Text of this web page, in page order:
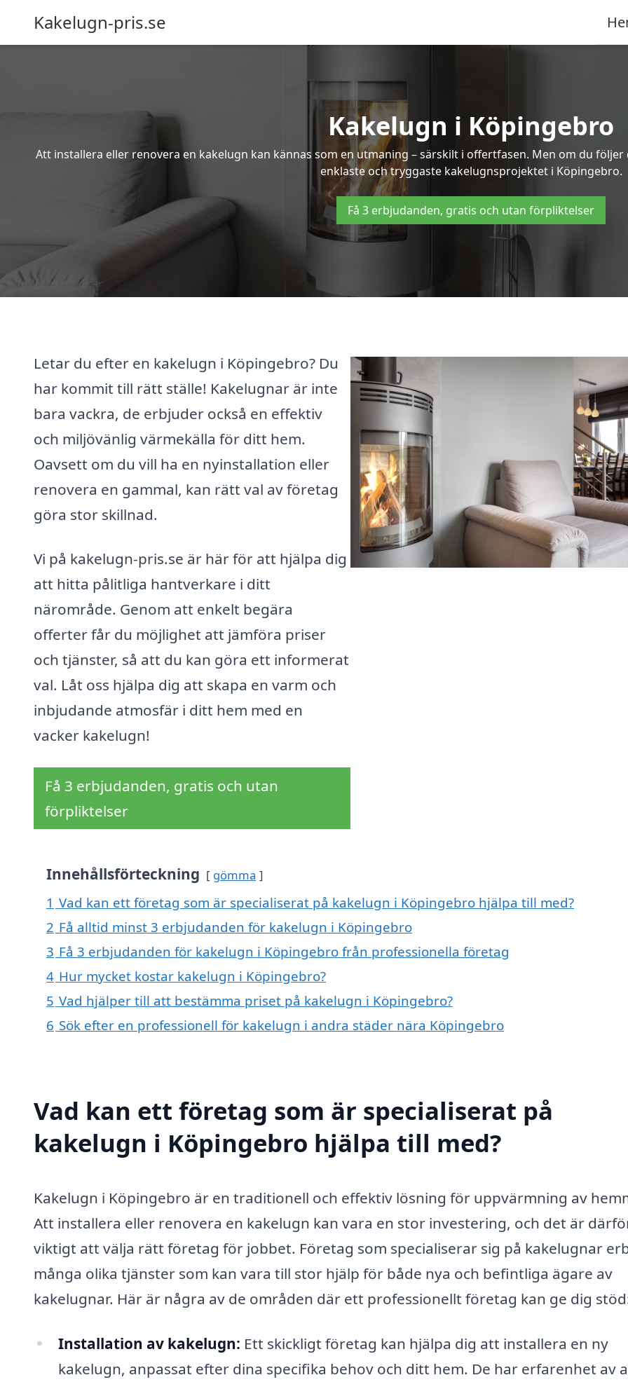
Kakelugn-pris.se
Kakelugn i Köpingebro
Att installera eller renovera en kakelugn kan kännas som en utmaning – särskilt i offertfasen. Men om du
enklaste och tryggaste kakelugnsprojektet i Köpingebro.
Få 3 erbjudanden, gratis och utan förpliktelser
Letar du efter en kakelugn i Köpingebro? Du
har kommit till rätt ställe! Kakelugnar är inte
bara vackra, de erbjuder också en effektiv
och miljövänlig värmekälla för ditt hem.
Oavsett om du vill ha en nyinstallation eller
renovera en gammal, kan rätt val av företag
göra stor skillnad.
Vi på kakelugn-pris.se är här för att hjälpa dig
att hitta pålitliga hantverkare i ditt
närområde. Genom att enkelt begära
offerter får du möjlighet att jämföra priser
och tjänster, så att du kan göra ett informerat
val. Låt oss hjälpa dig att skapa en varm och
inbjudande atmosfär i ditt hem med en
vacker kakelugn!
Få 3 erbjudanden, gratis och utan
förpliktelser
Innehållsförteckning gömma
1 Vad kan ett företag som är specialiserat på kakelugn i Köpingebro hjälpa till med?
2 Få alltid minst 3 erbjudanden för kakelugn i Köpingebro
3 Få 3 erbjudanden för kakelugn i Köpingebro från professionella företag
4 Hur mycket kostar kakelugn i Köpingebro?
5 Vad hjälper till att bestämma priset på kakelugn i Köpingebro?
6 Sök efter en professionell för kakelugn i andra städer nära Köpingebro
Vad kan ett företag som är specialiserat på
kakelugn i Köpingebro hjälpa till med?
Kakelugn i Köpingebro är en traditionell och effektiv lösning för uppvärmning av
Att installera eller renovera en kakelugn kan vara en stor investering, och det är
viktigt att välja rätt företag för jobbet. Företag som specialiserar sig på kakelugnar
många olika tjänster som kan vara till stor hjälp för både nya och befintliga ägare av
kakelugnar. Här är några av de områden där ett professionellt företag kan ge dig
Installation av kakelugn: Ett skickligt företag kan hjälpa dig att installera en ny
kakelugn, anpassat efter dina specifika behov och ditt hem. De har erfarenhet av